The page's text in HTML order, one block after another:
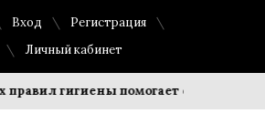
Вход
Регистрация
Личный кабинет
гигиены помогает сохранить